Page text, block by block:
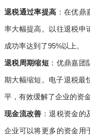
退税通过率提高 ：在优
率大幅提高。以往退税申
成功率达到了95%以上。
退税周期缩短 ：优鼎嘉
期大幅缩短。电子退税最
平，有效缓解了企业的资金
现金流改善 ：退税资金的
企业可以将更多的资金用